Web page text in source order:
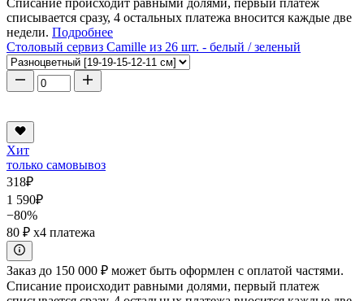
Списание происходит равными долями, первый платеж
списывается сразу, 4 остальных платежа вносится каждые две
недели. Подробнее
Столовый сервиз Camille из 26 шт. - белый / зеленый
Хит
только самовывоз
318₽
1 590₽
−80%
80 ₽ x4 платежа
Заказ до 150 000 ₽ может быть оформлен с оплатой частями.
Списание происходит равными долями, первый платеж